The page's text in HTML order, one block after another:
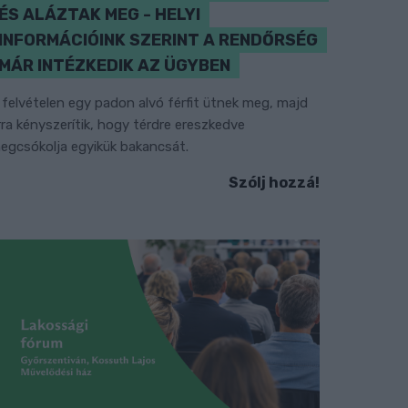
ÉS ALÁZTAK MEG - HELYI
INFORMÁCIÓINK SZERINT A RENDŐRSÉG
MÁR INTÉZKEDIK AZ ÜGYBEN
egy padon alvó férfit ütnek meg, majd
kényszerítik, hogy térdre ereszkedve
egyikük bakancsát.
Szólj hozzá!